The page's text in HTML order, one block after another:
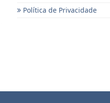
Política de Privacidade